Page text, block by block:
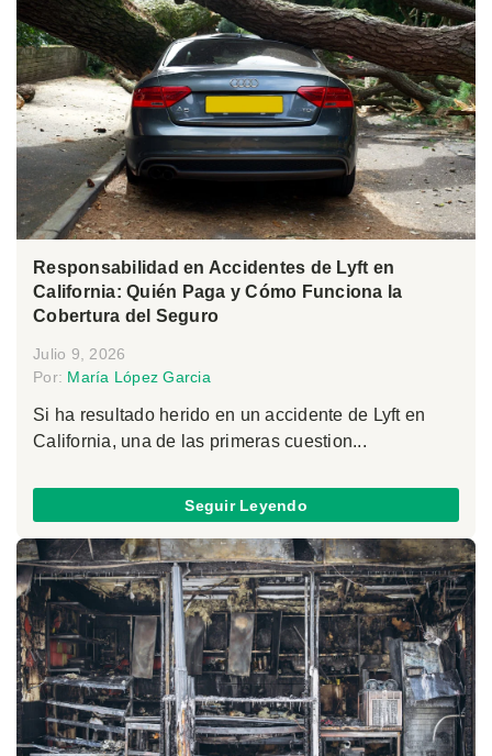
Responsabilidad en Accidentes de Lyft en
California: Quién Paga y Cómo Funciona la
Cobertura del Seguro
Julio 9, 2026
Por: María López Garcia
Si ha resultado herido en un accidente de Lyft en
California, una de las primeras cuestion...
Seguir Leyendo